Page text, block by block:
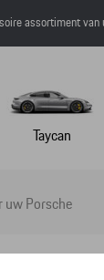
assortiment
Taycan
uw Porsche